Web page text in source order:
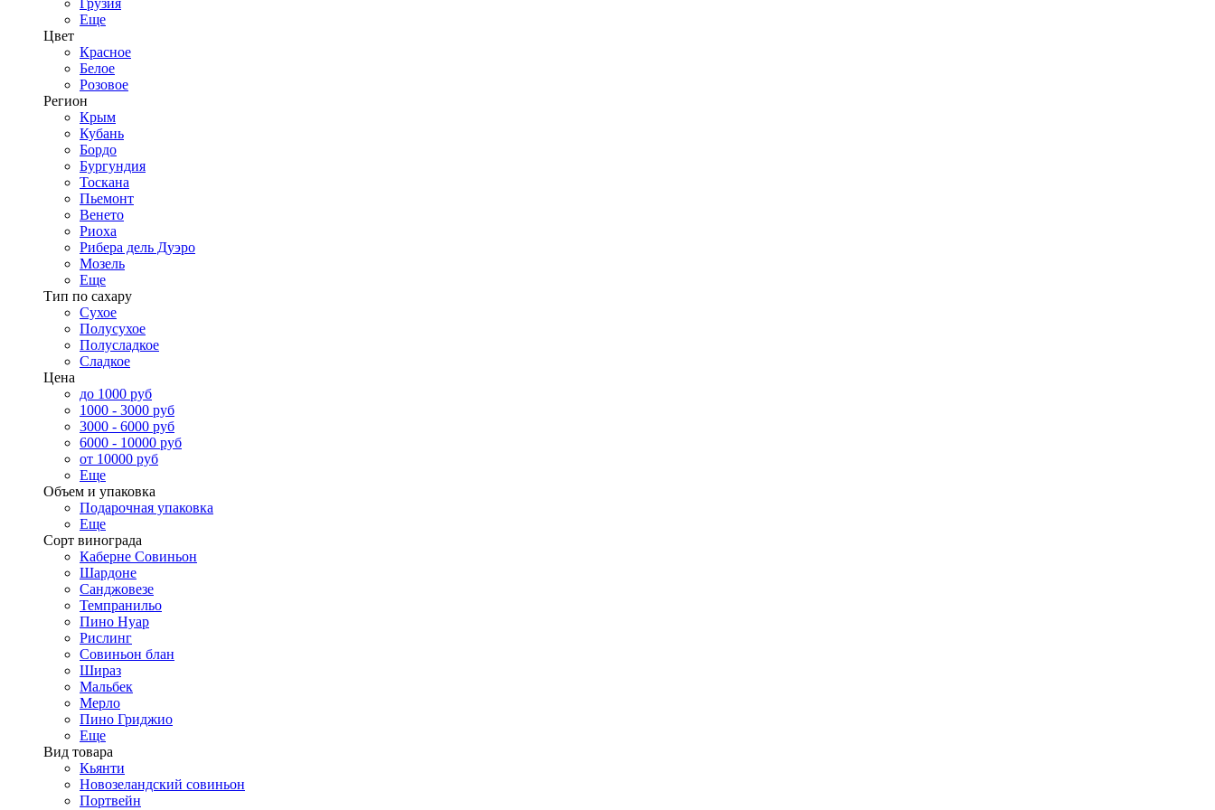
Грузия
Еще
Цвет
Красное
Белое
Розовое
Регион
Крым
Кубань
Бордо
Бургундия
Тоскана
Пьемонт
Венето
Риоха
Рибера дель Дуэро
Мозель
Еще
Тип по сахару
Сухое
Полусухое
Полусладкое
Сладкое
Цена
до 1000 руб
1000 - 3000 руб
3000 - 6000 руб
6000 - 10000 руб
от 10000 руб
Еще
Объем и упаковка
Подарочная упаковка
Еще
Сорт винограда
Каберне Совиньон
Шардоне
Санджовезе
Темпранильо
Пино Нуар
Рислинг
Совиньон блан
Шираз
Мальбек
Мерло
Пино Гриджио
Еще
Вид товара
Кьянти
Новозеландский совиньон
Портвейн